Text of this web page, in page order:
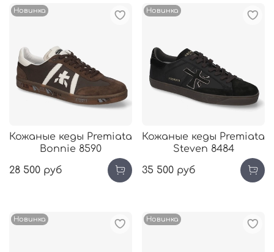
Новинка
Кожаные кеды Premiata
Bonnie 8590
28 500 руб
Новинка
Кожаные кеды Premiata
Steven 8484
35 500 руб
Новинка Новинка